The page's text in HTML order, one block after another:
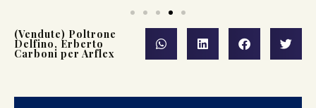
(Vendute) Poltrone
Delfino, Erberto
Carboni per Arflex